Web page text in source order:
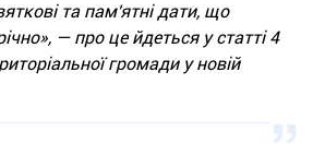
та пам'ятні дати, що
— про це йдеться у статті 4
громади у новій